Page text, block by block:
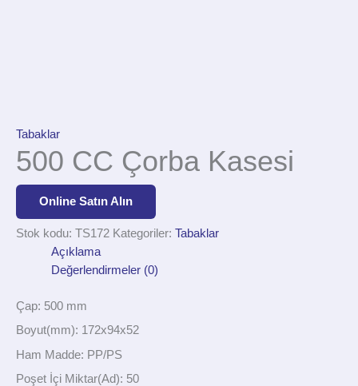
Tabaklar
500 CC Çorba Kasesi
Online Satın Alın
Stok kodu: TS172 Kategoriler: Tabaklar
Açıklama
Değerlendirmeler (0)
Çap: 500 mm
Boyut(mm): 172x94x52
Ham Madde: PP/PS
Poşet İçi Miktar(Ad): 50